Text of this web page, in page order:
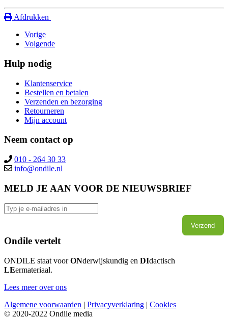
Afdrukken
Vorige
Volgende
Hulp nodig
Klantenservice
Bestellen en betalen
Verzenden en bezorging
Retourneren
Mijn account
Neem contact op
010 - 264 30 33
MELD JE AAN VOOR DE NIEUWSBRIEF
Verzend
Ondile vertelt
ONDILE staat voorONderwijskundig en DIdactisch
LEermateriaal.
Lees meer over ons
Algemene voorwaarden | Privacyverklaring | Cookies
© 2020-2022 Ondile media